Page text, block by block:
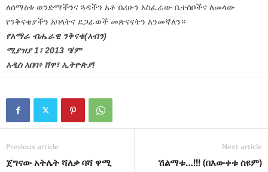
ለሰማዕቱ ወንድማችንና ጓዳችን አቶ በሪሁን አስፈራው ቤተሰቦችና ለመላው
የንቅናቄያችን አባላትና ደጋፊወች መጽናናትን እንመኛለን።
የአማራ ብሔራዊ ንቅናቄ(አብን)
ሚያዝያ 1፣ 2013 ዓ/ም
አዲስ አበባ፥ ሸዋ፣ ኢትዮጵያ!
Previous article
ጀግናው አትሌት ሻለቃ ባሻ ዋሚ
Next article
ሽልማቱ…!!! (በእውቀቱ ስዩም)